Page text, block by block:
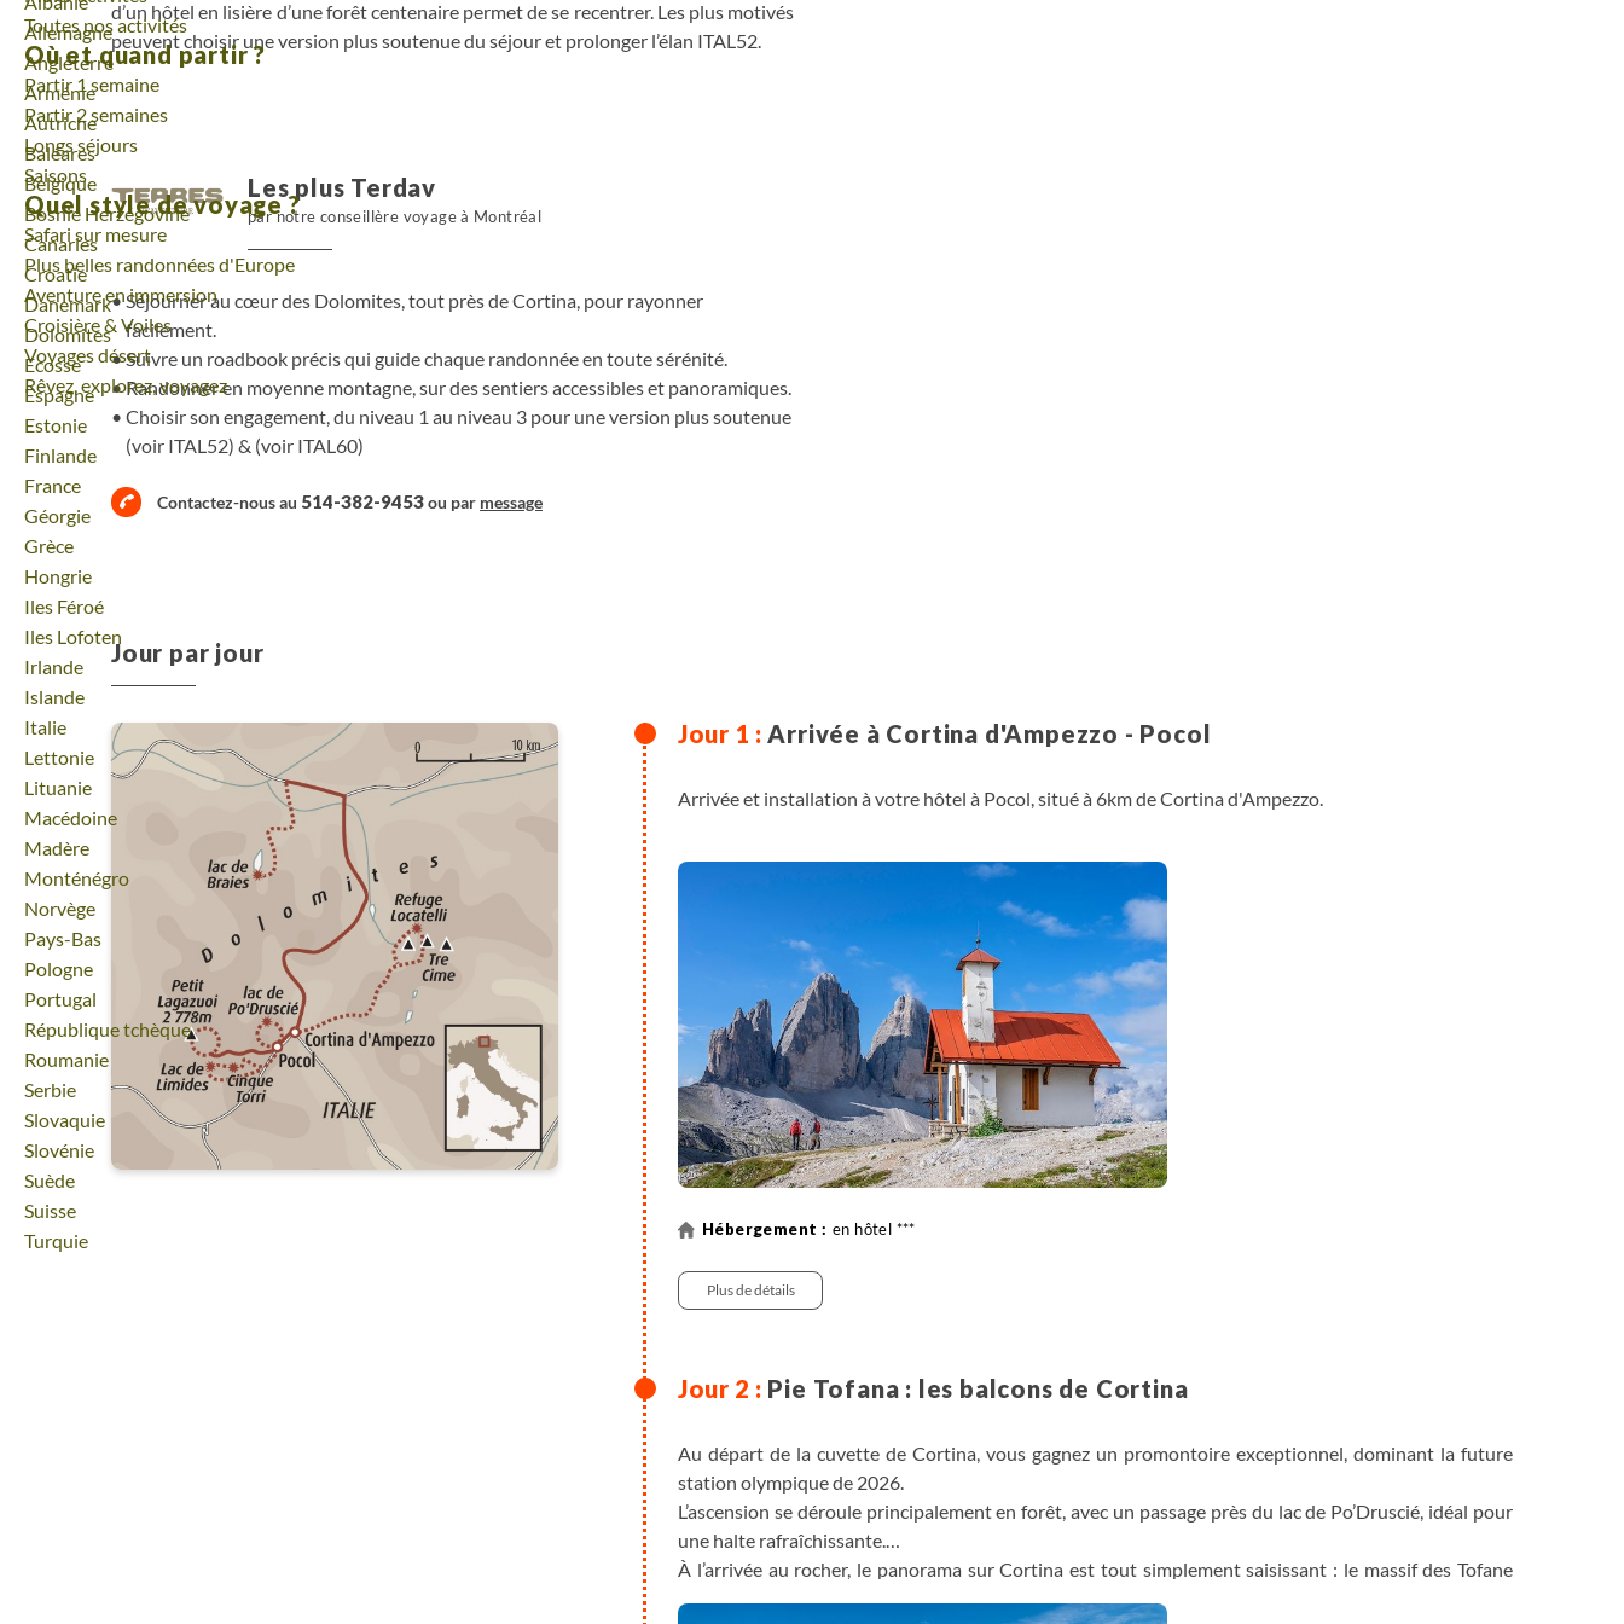
Voyage
Allemagne
Voyage
Angleterre
Voyage
Arménie
Voyage
Autriche
Voyage
Baléares
Voyage
Belgique
Voyage
Bosnie Herzégovine
Voyage
Canaries
Voyage
Croatie
Voyage
Danemark
Voyage
Dolomites
Voyage
Ecosse
Voyage
Espagne
Voyage
Estonie
Voyage
Finlande
Voyage
France
Voyage
Géorgie
Voyage
Grèce
Voyage
Hongrie
Voyage
Iles Féroé
Voyage
Iles Lofoten
Voyage
Irlande
Voyage
Islande
Voyage
Italie
Voyage
Lettonie
Voyage
Lituanie
Voyage
Macédoine
Voyage
Madère
Voyage
Monténégro
Voyage
Norvège
Voyage
Pays-Bas
Voyage
Pologne
Voyage
Portugal
Voyage
République tchèque
Voyage
Roumanie
Voyage
Serbie
Voyage
Slovaquie
Voyage
Slovénie
Voyage
Suède
Voyage
Suisse
Voyage
Turquie
Toutes nos activités
Où et quand partir ?
Partir 1 semaine
Partir 2 semaines
Longs séjours
Saisons
Quel style de voyage ?
Safari sur mesure
Plus belles randonnées d'Europe
Aventure en immersion
Croisière & Voiles
Voyages désert
Rêvez, explorez, voyagez
d’un hôtel en lisière d’une forêt centenaire permet de se recentrer. Les plus motivés
peuvent choisir une version plus soutenue du séjour et prolonger l’élan ITAL52
Les plus Terdav
par notre conseillère voyage à Montréal
Séjourner au cœur des Dolomites, tout près de Cortina, pour rayonner
facilement.
Suivre un roadbook précis qui guide chaque randonnée en toute sérénité.
Randonner en moyenne montagne, sur des sentiers accessibles et panoramiques.
Choisir son engagement, du niveau 1 au niveau 3 pour une version plus soutenue
(voir ITAL52) & (voir ITAL60)
Contactez-nous au 514-382-9453ou par message
Jour par jour
Arrivée à Cortina d'Ampezzo - Pocol
Arrivée et installation à votre hôtel à Pocol, situé à 6km de Cortina d'Ampezzo.
en hôtel ***
Plus de détails
Pie Tofana : les balcons de Cortina
Au départ de la cuvette de Cortina, vous gagnez un promontoire exceptionnel, dominant la future
station olympique de 2026.
L’ascension se déroule principalement en forêt, avec un passage près du lac de Po’Druscié, idéal pour
une halte rafraîchissante.
À l’arrivée au rocher, le panorama sur Cortina est tout simplement saisissant : le massif des Tofane
semble à portée de main !